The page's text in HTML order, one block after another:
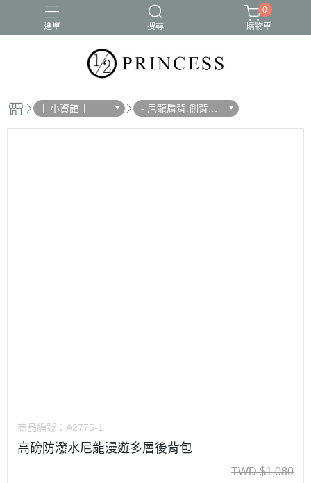
選單 搜尋
0
購物車
│ 小資館 │
- 尼龍肩背.側背.斜
背 -
商品編號： A2775-1
高磅防潑水尼龍漫遊多層後背包
TWD $1,080